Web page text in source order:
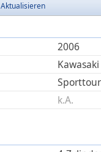
Aktualisieren
2006
Kawasaki
k.A.